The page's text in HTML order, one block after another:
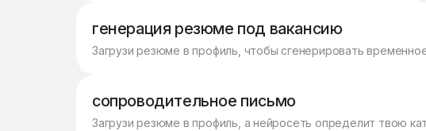
генерация резюме под вакансию
Загрузи резюме в профиль, чтобы сгенерировать
сопроводительное письмо
Загрузи резюме в профиль, а нейросеть определит твою